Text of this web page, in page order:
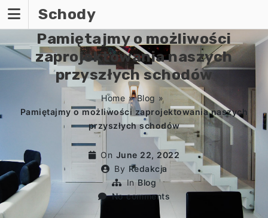
content
Schody
Pamiętajmy o możliwości
zaprojektowania naszych
przyszłych schodów
Home »Blog »
Pamiętajmy o możliwości zaprojektowania naszych
przyszłych schodów
On June 22, 2022
By Redakcja
In Blog
No comments